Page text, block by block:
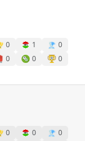
0 1
0
0 0
0
0 0
0